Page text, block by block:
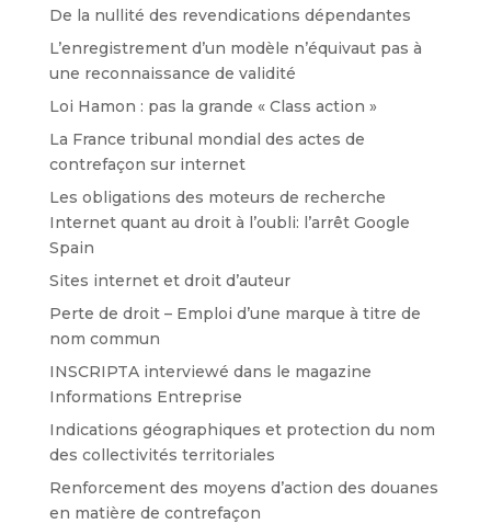
De la nullité des revendications dépendantes
L’enregistrement d’un modèle n’équivaut pas à
une reconnaissance de validité
Loi Hamon : pas la grande « Class action »
La France tribunal mondial des actes de
contrefaçon sur internet
Les obligations des moteurs de recherche
Internet quant au droit à l’oubli: l’arrêt Google
Spain
Sites internet et droit d’auteur
Perte de droit – Emploi d’une marque à titre de
nom commun
INSCRIPTA interviewé dans le magazine
Informations Entreprise
Indications géographiques et protection du nom
des collectivités territoriales
Renforcement des moyens d’action des douanes
en matière de contrefaçon